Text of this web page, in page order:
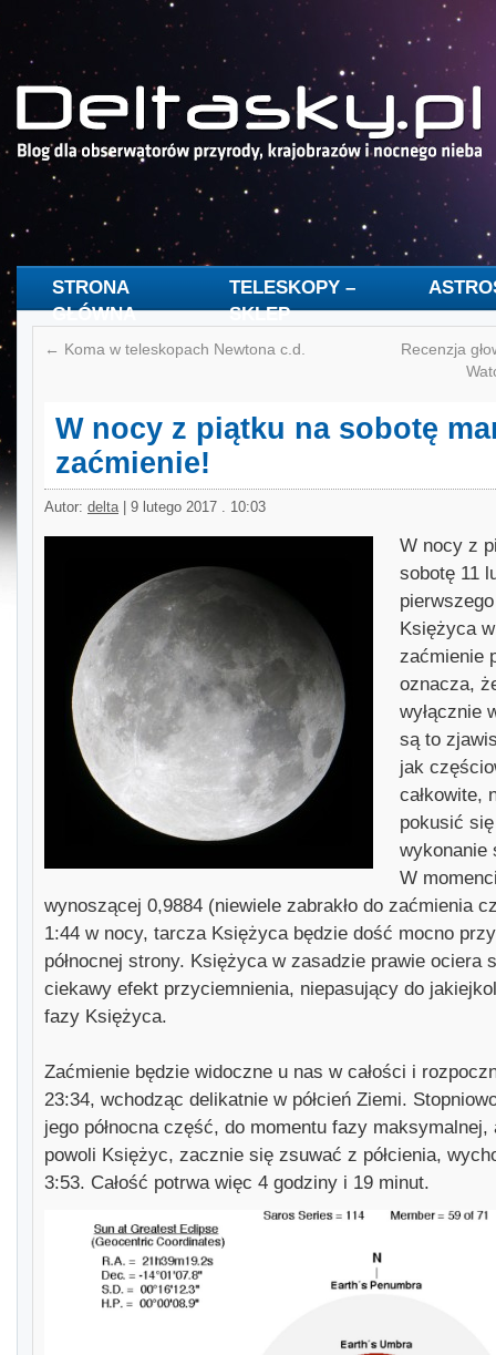
STRONA
GŁÓWNA
TELESKOPY –
SKLEP
← Koma w teleskopach Newtona c.d.
Recenzja
W nocy z piątku na sobotę
zaćmienie!
Autor: delta 9 lutego 2017 . 10:03
W nocy z
sobotę 11
Księżyca
zaćmienie
oznacza,
wyłącznie
są to
jak
całkowite,
pokusić
wykonanie
W
wynoszącej 0,9884 (niewiele zabrakło do zaćmienia
1:44 w nocy, tarcza Księżyca będzie dość mocno
północnej strony. Księżyca w zasadzie prawie ociera
ciekawy efekt przyciemnienia, niepasujący do
fazy Księżyca.
Zaćmienie będzie widoczne u nas w całości i
23:34, wchodząc delikatnie w półcień Ziemi.
jego północna część, do momentu fazy
powoli Księżyc, zacznie się zsuwać z półcienia,
3:53. Całość potrwa więc 4 godziny i 19 minut.